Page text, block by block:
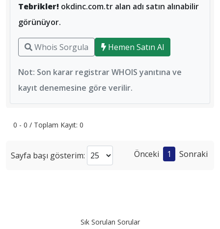
Tebrikler! okdinc.com.tr alan adı satın alınabilir
görünüyor.
Whois Sorgula Hemen Satın Al
Not: Son karar registrar WHOIS yanıtına ve
kayıt denemesine göre verilir.
0 - 0 / Toplam Kayıt: 0
Sayfa başı gösterim: Önceki 1 Sonraki
Sık Sorulan Sorular